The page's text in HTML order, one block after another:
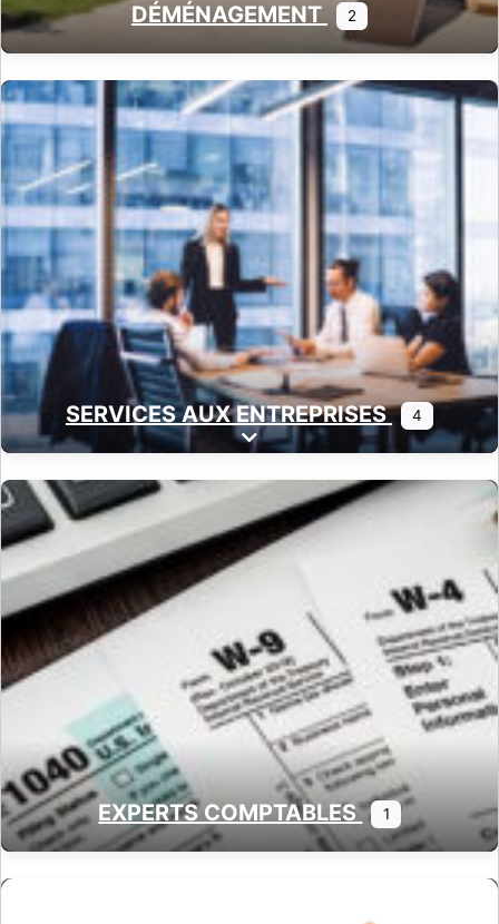
DÉMÉNAGEMENT 2
SERVICES AUX ENTREPRISES 4
Expand sub-categories
EXPERTS COMPTABLES 1